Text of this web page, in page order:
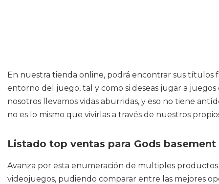
En nuestra tienda online, podrá encontrar sus títulos
entorno del juego, tal y como si deseas jugar a
nosotros llevamos vidas aburridas, y eso no tiene
no es lo mismo que vivirlas a través de nuestros
Listado top ventas para Gods basement
Avanza por esta enumeración de multiples
videojuegos, pudiendo comparar entre las mejores